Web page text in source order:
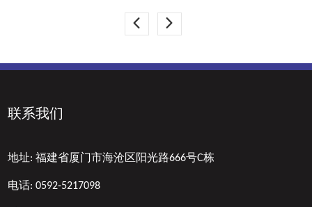
联系我们
地址:福建省厦门市海沧区阳光路666号C栋
电话:0592-5217098